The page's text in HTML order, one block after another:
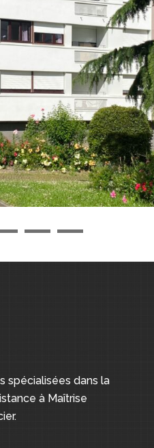
3 4 5
spécialisées dans la
à Maîtrise